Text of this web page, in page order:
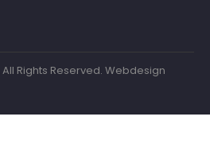
All Rights Reserved. Webdesign